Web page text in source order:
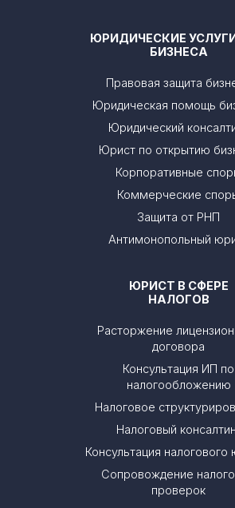
ЮРИДИЧЕСКИЕ
БИЗНЕСА
Правовая защита
Юридическая помощь
Юридический
Юрист по открытию
Корпоративные
Коммерческие
Защита от РНП
Антимонопольный
ЮРИСТ В СФЕРЕ
НАЛОГОВ
Расторжение
договора
Консультация ИП по
налогообложению
Налоговое
Налоговый
Консультация налогового
Сопровождение
проверок